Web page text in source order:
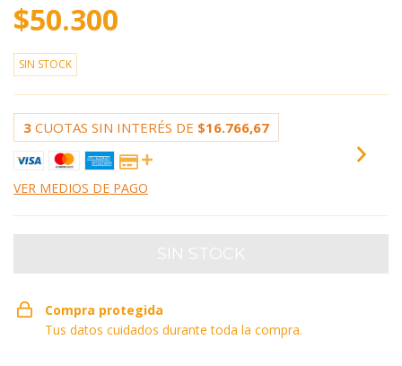
$50.300
SIN STOCK
3 CUOTAS SIN INTERÉS DE $16.766,67
VER MEDIOS DE PAGO
Compra protegida
Tus datos cuidados durante toda la compra.